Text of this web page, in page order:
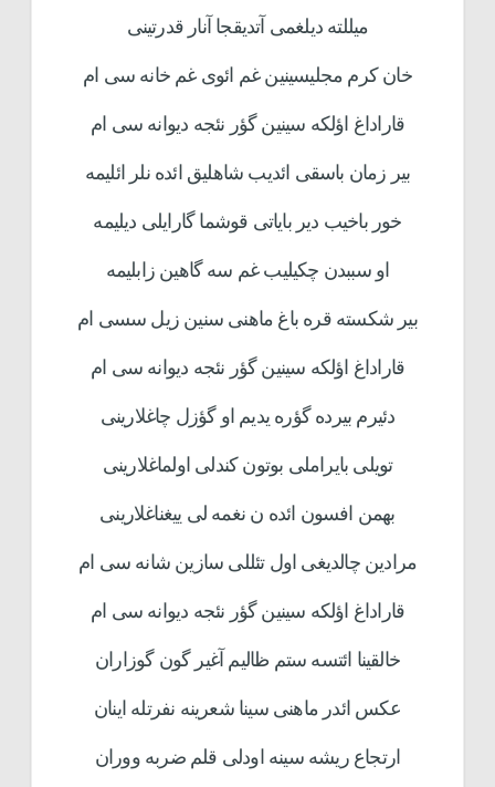
میللته دیلغمی آتدیقجا آنار قدرتینی
خان کرم مجلیسینین غم ائوی غم خانه سی ام
قاراداغ اؤلکه سینین گؤر نئجه دیوانه سی ام
بیر زمان باسقی ائدیب شاهلیق ائده نلر ائلیمه
خور باخیب دیر بایاتی قوشما گارایلی دیلیمه
او سببدن چکیلیب غم سه گاهین زابلیمه
بیر شکسته قره باغ ماهنی سنین زیل سسی ام
قاراداغ اؤلکه سینین گؤر نئجه دیوانه سی ام
دئیرم بیرده گؤره یدیم او گؤزل چاغلارینی
تویلی بایراملی بوتون کندلی اولماغلارینی
بهمن افسون ائده ن نغمه لی ییغناغلارینی
مرادین چالدیغی اول تئللی سازین شانه سی ام
قاراداغ اؤلکه سینین گؤر نئجه دیوانه سی ام
خالقینا ائتسه ستم ظالیم آغیر گون گوزاران
عکس ائدر ماهنی سینا شعرینه نفرتله اینان
ارتجاع ریشه سینه اودلی قلم ضربه ووران